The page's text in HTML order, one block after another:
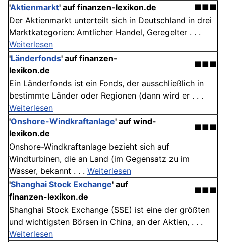
'Aktienmarkt' auf finanzen-lexikon.de
■■■
Der Aktienmarkt unterteilt sich in Deutschland in drei
Marktkategorien: Amtlicher Handel, Geregelter . . .
Weiterlesen
'Länderfonds' auf finanzen-
lexikon.de
■■■
Ein Länderfonds ist ein Fonds, der ausschließlich in
bestimmte Länder oder Regionen (dann wird er . . .
Weiterlesen
'Onshore-Windkraftanlage' auf wind-
lexikon.de
■■■
Onshore-Windkraftanlage bezieht sich auf
Windturbinen, die an Land (im Gegensatz zu im
Wasser, bekannt . . . Weiterlesen
'Shanghai Stock Exchange' auf
finanzen-lexikon.de
■■■
Shanghai Stock Exchange (SSE) ist eine der größten
und wichtigsten Börsen in China, an der Aktien, . . .
Weiterlesen